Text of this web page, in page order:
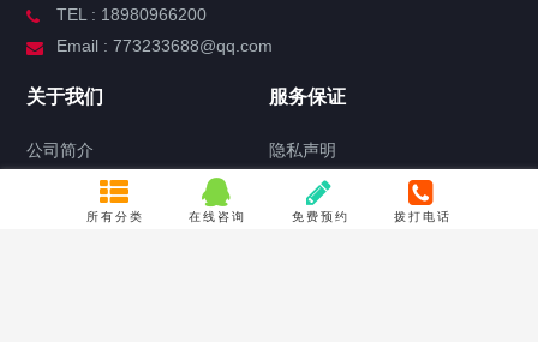
TEL : 18980966200
Email : 773233688@qq.com
关于我们
公司简介
服务保证
隐私声明
产品质量承诺
常见问题所有分类 在线咨询 免费预约 拨打电话